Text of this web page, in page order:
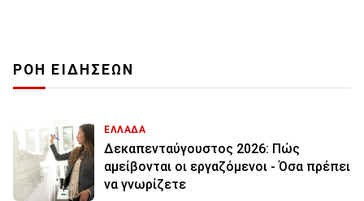
ΡΟΗ ΕΙΔΗΣΕΩΝ
ΕΛΛΑΔΑ
Δεκαπενταύγουστος 2026: Πώς
αμείβονται οι εργαζόμενοι - Όσα πρέπει
να γνωρίζετε